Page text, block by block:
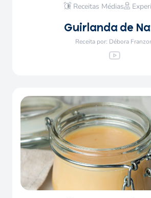
Receitas Médias
Guirlanda de
Receita por: Débora